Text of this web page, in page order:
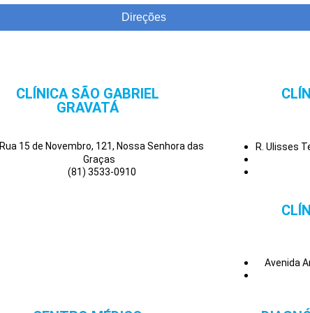
Direções
CLÍNICA SÃO GABRIEL
GRAVATÁ
Rua 15 de Novembro, 121, Nossa Senhora das
Graças
(81) 3533-0910
R. Ulisses
Avenida